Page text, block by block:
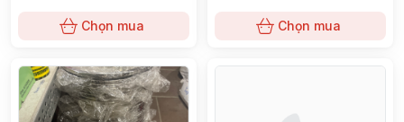
Chọn mua Chọn mua